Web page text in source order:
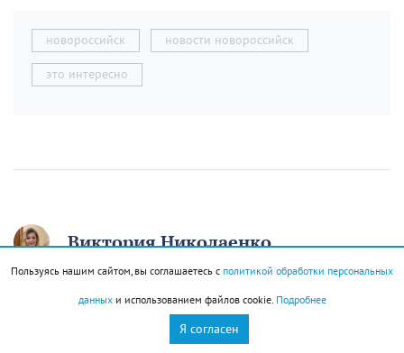
новороссийск новости новороссийск
это интересно
Виктория Николаенко
В Новороссийске
мужчина сливал
Пользуясь нашим сайтом, вы соглашаетесь с политикой обработки персональных
данныхи использованием файлов cookie. Подробнее
Я согласен